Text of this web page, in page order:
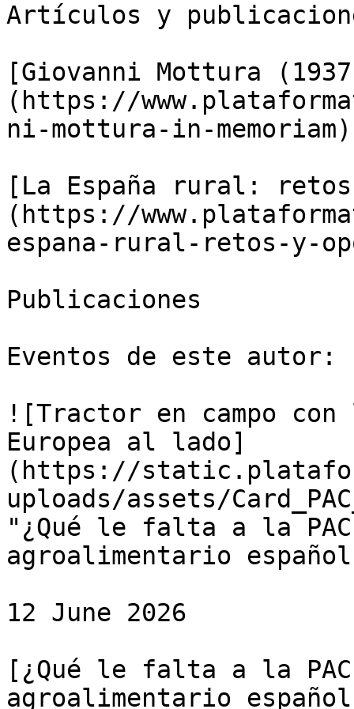
Artículos y
[Giovanni Mottura
(https://
ni-mottura-in-memoriam)
[La España rural:
(https://
espana-rural-retos-y-
Publicaciones
Eventos de este autor:
![Tractor en campo
Europea al lado]
(https://
uploads/assets/
"¿Qué le falta a la
agroalimentario
12 June 2026
[¿Qué le falta a la
agroalimentario